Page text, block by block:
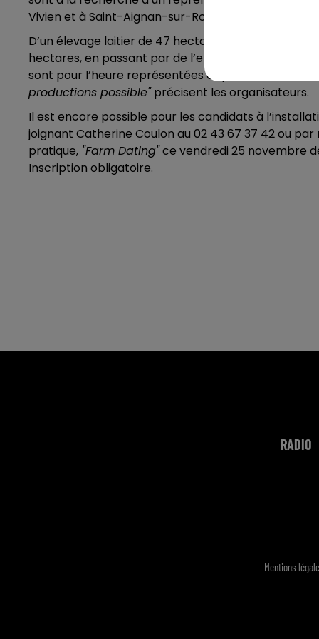
Vivien et à Saint-Aignan-sur-Roë.
D’un élevage laitier de 47 hectares et produisant
hectares, en passant par de l’engraissage de de
sont pour l’heure représentées disposent
productions possible" précisent les organisateurs.
Il est encore possible pour les candidats à
joignant Catherine Coulon au 02 43 67 37 42 ou par
pratique, "Farm Dating"ce vendredi 25 novembre
Inscription obligatoire.
RADIO
Mentions